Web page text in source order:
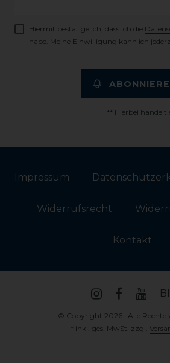
Hiermit bestätige ich, dass ich die
habe. Meine Einwilligung kann ich
** Hierbei handelt
Impressum
Widerrufs­recht
Kontakt
© Copyright 2026 | Alle Rechte
* inkl. ges. MwSt. zzgl.